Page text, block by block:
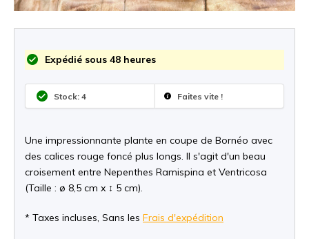
Expédié sous 48 heures
Stock: 4 Faites vite !
Une impressionnante plante en coupe de Bornéo avec
des calices rouge foncé plus longs. Il s'agit d'un beau
croisement entre Nepenthes Ramispina et Ventricosa
(Taille : ø 8,5 cm x ↕ 5 cm).
* Taxes incluses, Sans les Frais d'expédition